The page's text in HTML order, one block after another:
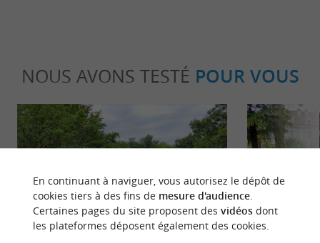
NOUS AVONS TESTÉ POUR VOUS
Détente Séjours /
En continuant à naviguer, vous autorisez le dépôt de
cookies tiers à des fins de mesure d'audience.
Certaines pages du site proposent des vidéosdont
les plateformes déposent également des cookies.